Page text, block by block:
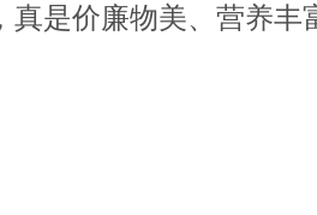
真是价廉物美、营养丰